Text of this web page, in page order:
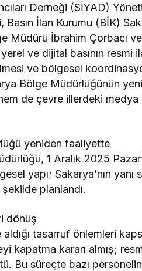
Derneği (SİYAD)
Basın İlan Kurumu (BİK)
Müdürü İbrahim Çorbacı
ve dijital basının
ve bölgesel
Bölge Müdürlüğünün
de çevre illerdeki medya
yeniden faaliyette
1 Aralık 2025
yapı; Sakarya’nın
planlandı.
dönüş
tasarruf önlemleri
kapatma kararı almış;
Bu süreçte bazı